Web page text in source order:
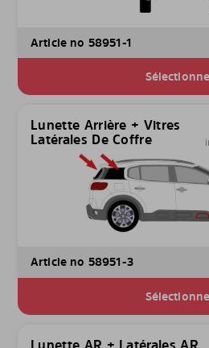
Article no 58951-1
Lunette Arrière + Vitres
Latérales De Coffre
Article no 58951-3
Lunette AR + Latérales AR